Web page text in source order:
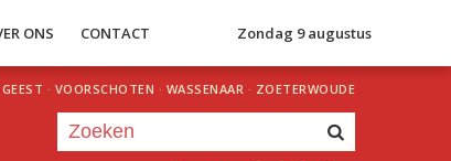
ONS CONTACT Zondag 9 augustus
· VOORSCHOTEN · WASSENAAR · ZOETERWOUDE